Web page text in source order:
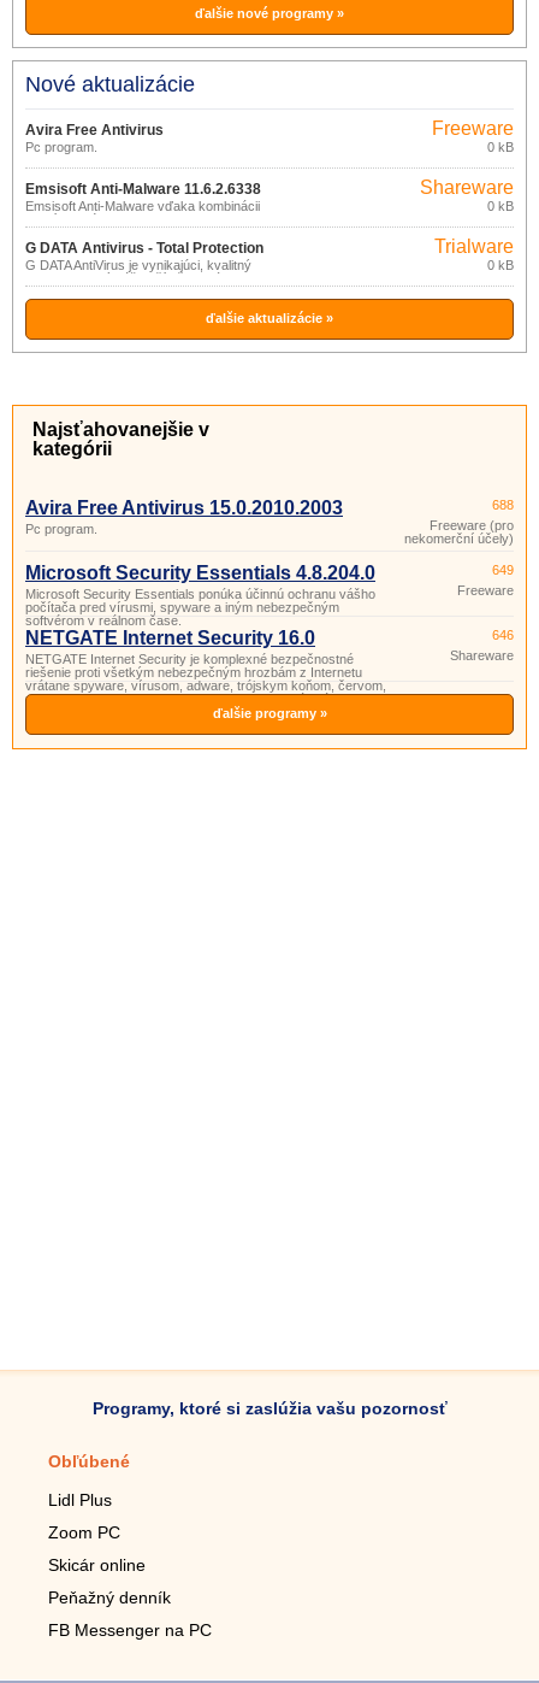
ďalšie nové programy »
Nové aktualizácie
Avira Free Antivirus
15.0.2010.2003
Pc program.
Freeware
(pro
nekomerční
účely)
0 kB
Emsisoft Anti-Malware 11.6.2.6338
Emsisoft Anti-Malware vďaka kombinácii
antivírusového a anti-malware skenera
umožňuje ochranu PC pred rôznymi
druhmi škodlivého softvéru: trójske kone,
červy, dialery, reklamný softvér,
spyware, keyloggery, rootkity a pod.
Shareware
0 kB
G DATA Antivirus - Total Protection
15.2
G DATA AntiVirus je vynikajúci, kvalitný
program, ktorý váš počítač ochráni pred
vírusmi, červami, rootkitmi, spywarom,
dialermi, trójskymi koňmi a inými
Trialware
0 kB
ďalšie aktualizácie »
Najsťahovanejšie v
kategórii
Avira Free Antivirus 15.0.2010.2003
Pc program.
688
Freeware (pro
nekomerční účely)
Microsoft Security Essentials 4.8.204.0
Microsoft Security Essentials ponúka účinnú ochranu vášho
počítača pred vírusmi, spyware a iným nebezpečným
softvérom v reálnom čase.
649
Freeware
NETGATE Internet Security 16.0
NETGATE Internet Security je komplexné bezpečnostné
riešenie proti všetkým nebezpečným hrozbám z Internetu
vrátane spyware, vírusom, adware, trójskym koňom, červom,
rootkitom, phishingu, spamu a hakerom pozostávajúci z anti-
spyware, anti-virus, anti-spam, anti-rootkit, anti-phishing a
646
Shareware
ďalšie programy »
Programy, ktoré si zaslúžia vašu pozornosť
Obľúbené
Lidl Plus
Zoom PC
Skicár online
Peňažný denník
FB Messenger na PC